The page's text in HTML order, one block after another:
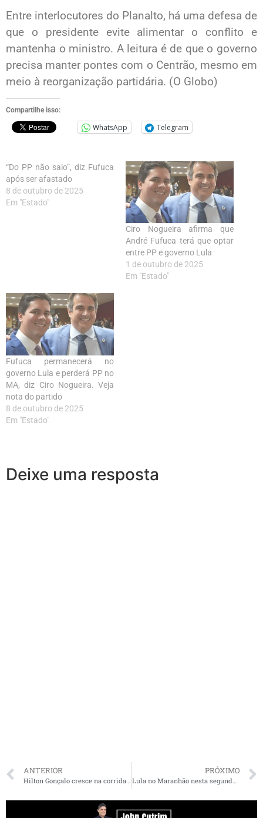
Entre interlocutores do Planalto, há uma defesa de
que o presidente evite alimentar o conflito e
mantenha o ministro. A leitura é de que o governo
precisa manter pontes com o Centrão, mesmo em
meio à reorganização partidária. (O Globo)
Compartilhe isso:
WhatsApp Telegram
“Do PP não saio”, diz Fufuca
após ser afastado
8 de outubro de 2025
Em "Estado"
Ciro Nogueira afirma que
André Fufuca terá que optar
entre PP e governo Lula
1 de outubro de 2025
Em "Estado"
Fufuca permanecerá no
governo Lula e perderá PP no
MA, diz Ciro Nogueira. Veja
nota do partido
8 de outubro de 2025
Em "Estado"
Deixe uma resposta
ANTERIOR PRÓXIMO